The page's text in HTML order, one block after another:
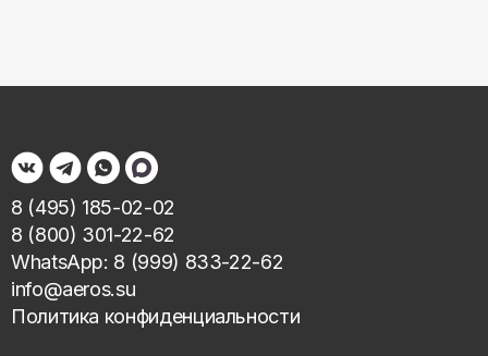
8 (495) 185-02-02
8 (800) 301-22-62
WhatsApp: 8 (999) 833-22-62
info@aeros.su
Политика конфиденциальности